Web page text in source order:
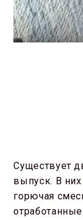
Существует
выпуск. В
горючая